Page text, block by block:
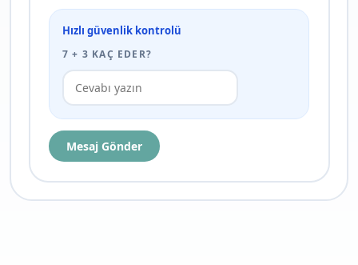
Hızlı güvenlik kontrolü
7 + 3 KAÇ EDER?
Mesaj Gönder